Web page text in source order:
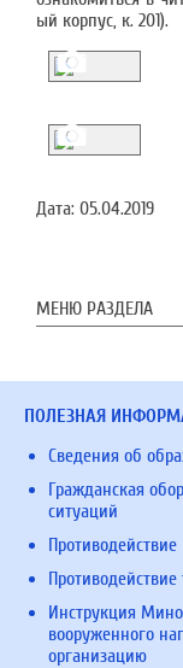
ый корпус, к. 201).
Дата: 05.04.2019
МЕНЮ РАЗДЕЛА
ПОЛЕЗНАЯ
Сведения об
Гражданская
ситуаций
Инструкция
вооруженного
организацию